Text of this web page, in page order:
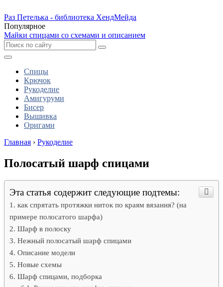
Раз Петелька - библиотека ХендМейда
Популярное
Майки спицами со схемами и описанием
Спицы
Крючок
Рукоделие
Амигуруми
Бисер
Вышивка
Оригами
Главная › Рукоделие
Полосатый шарф спицами
Эта статья содержит следующие подтемы:
как спрятать протяжки ниток по краям вязания? (на
примере полосатого шарфа)
Шарф в полоску
Нежный полосатый шарф спицами
Описание модели
Новые схемы
Шарф спицами, подборка